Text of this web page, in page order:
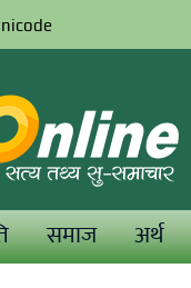
समाज अर्थ